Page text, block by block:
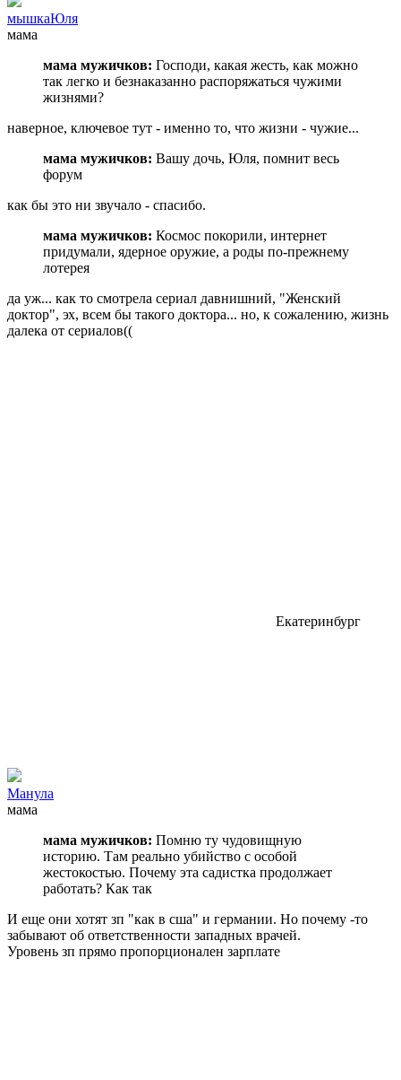
мышкаЮля
мама
мама мужичков: Господи, какая жесть, как можно
так легко и безнаказанно распоряжаться чужими
жизнями?
наверное, ключевое тут - именно то, что жизни - чужие...
мама мужичков: Вашу дочь, Юля, помнит весь
форум
как бы это ни звучало - спасибо.
мама мужичков: Космос покорили, интернет
придумали, ядерное оружие, а роды по-прежнему
лотерея
да уж... как то смотрела сериал давнишний, "Женский
доктор", эх, всем бы такого доктора... но, к сожалению, жизнь
далека от сериалов((
Екатеринбург
Манулa
мама
мама мужичков: Помню ту чудовищную
историю. Там реально убийство с особой
жестокостью. Почему эта садистка продолжает
работать? Как так
И еще они хотят зп "как в сша" и германии. Но почему -то
забывают об ответственности западных врачей.
Уровень зп прямо пропорционален зарплате